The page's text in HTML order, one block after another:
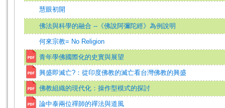
慧眼初開
佛法與科學的融合 --《佛說阿彌陀經》為例說明
何來宗教= No Religion
青年學佛國際化的史實與展望
興盛即滅亡?：從印度佛教的滅亡看台灣佛教的興盛
佛教組織的現代化：操作型模式的探討
論中泰兩位禪師的禪法與道風